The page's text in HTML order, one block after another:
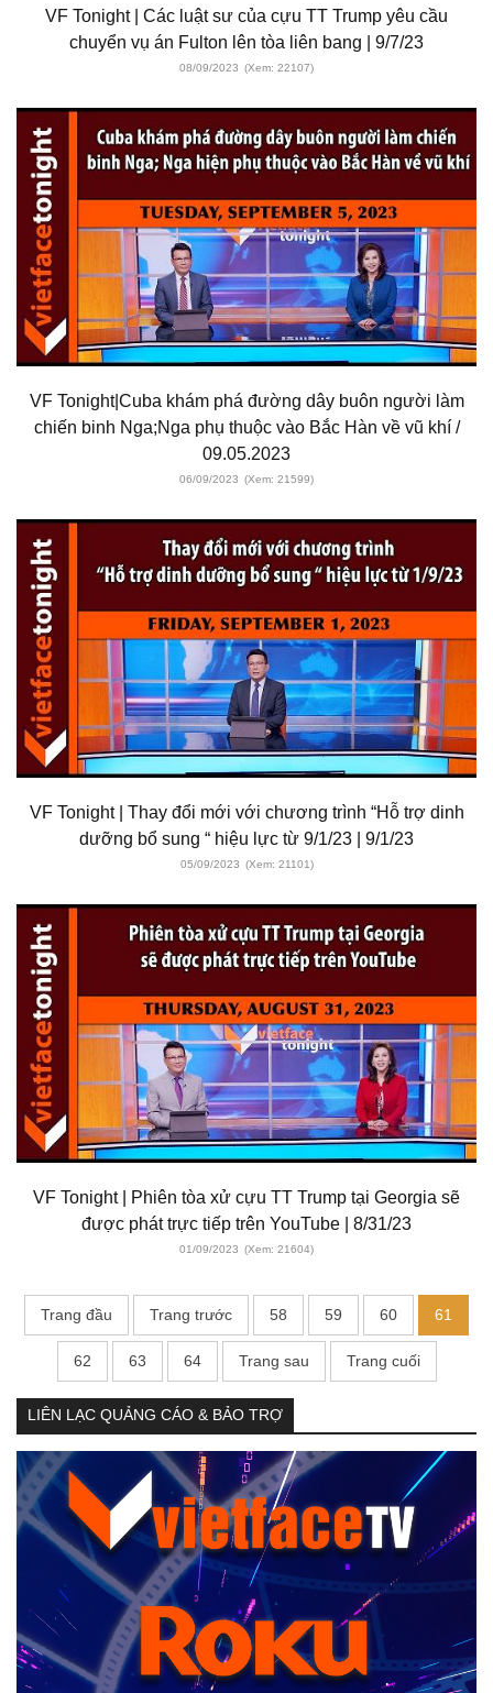
VF Tonight | Các luật sư của cựu TT Trump yêu cầu
chuyển vụ án Fulton lên tòa liên bang | 9/7/23
08/09/2023 (Xem: 22107)
VF Tonight|Cuba khám phá đường dây buôn người làm
chiến binh Nga;Nga phụ thuộc vào Bắc Hàn về vũ khí /
09.05.2023
06/09/2023 (Xem: 21599)
VF Tonight | Thay đổi mới với chương trình “Hỗ trợ dinh
dưỡng bổ sung “ hiệu lực từ 9/1/23 | 9/1/23
05/09/2023 (Xem: 21101)
VF Tonight | Phiên tòa xử cựu TT Trump tại Georgia sẽ
được phát trực tiếp trên YouTube | 8/31/23
01/09/2023 (Xem: 21604)
Trang đầu Trang trước 58 59 60 61
62 63 64 Trang sau Trang cuối
LIÊN LẠC QUẢNG CÁO & BẢO TRỢ